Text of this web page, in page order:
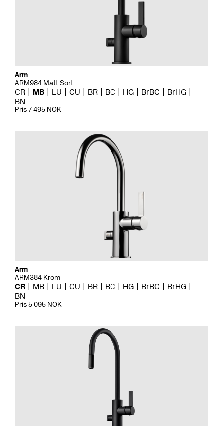
Arm
ARM984 Matt Sort
CR MB LU CU BR BC HG BrBC
BrHG
BN
Pris 7 495 NOK
Arm
ARM384 Krom
CR MB LU CU BR BC HG BrBC
BrHG
BN
Pris 5 095 NOK